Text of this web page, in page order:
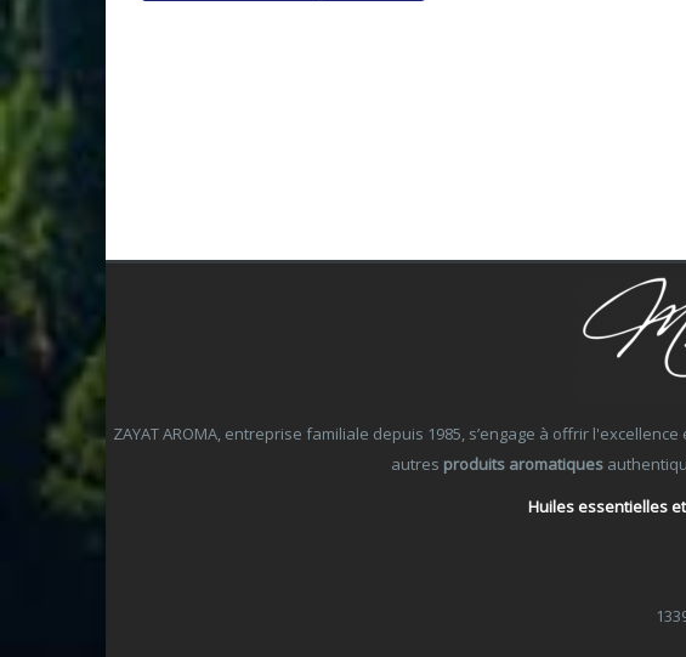
ZAYAT AROMA, entreprise familiale depuis 1985, s’engage à offrir
autres produits aromatiques
Huiles essentielles